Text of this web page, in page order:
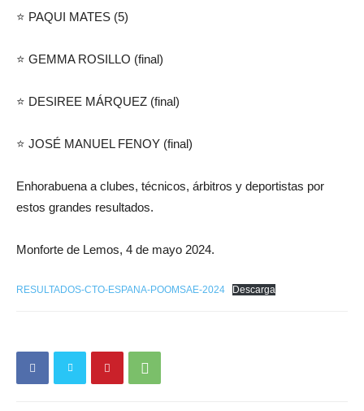
⭐️ PAQUI MATES (5)
⭐️ GEMMA ROSILLO (final)
⭐️ DESIREE MÁRQUEZ (final)
⭐️ JOSÉ MANUEL FENOY (final)
Enhorabuena a clubes, técnicos, árbitros y deportistas por
estos grandes resultados.
Monforte de Lemos, 4 de mayo 2024.
RESULTADOS-CTO-ESPANA-POOMSAE-2024 Descarga